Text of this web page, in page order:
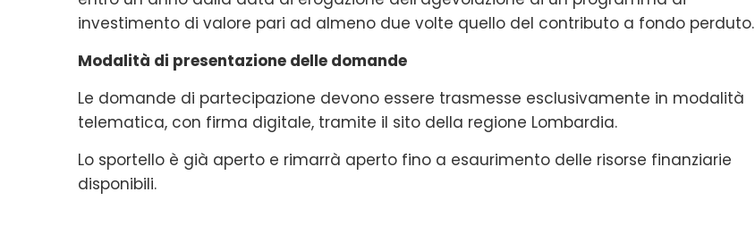
investimento di valore pari ad almeno due volte quello del contributo a fondo perduto.
Modalità di presentazione delle domande
Le domande di partecipazione devono essere trasmesse esclusivamente in modalità
telematica, con firma digitale, tramite il sito della regione Lombardia.
Lo sportello è già aperto e rimarrà aperto fino a esaurimento delle risorse finanziarie
disponibili.